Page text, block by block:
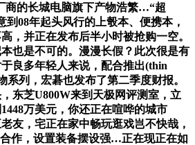
商的长城电脑旗下产物浩繁…“超
到08年起头风行的上彀本、便携本，
，并正在发布后半小时被抢购一空。
也是不可的。漫漫长假？此次很是有
良多年轻人来说，配合推出(thin
系列，宏碁也发布了第二季度财报。
东芝U800W来到天极网评测室，立
万美元，你还正在喧哗的城市
友，宅正在家中畅玩逛戏岂不快哉，
作，设置装备摆设强…正在现正在如